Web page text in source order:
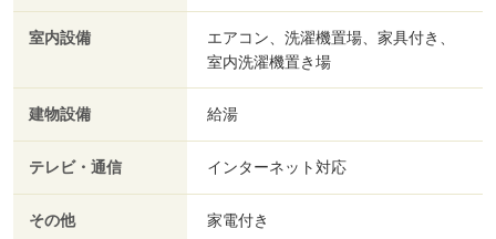
室内設備
エアコン、洗濯機置場、家具付き、
室内洗濯機置き場
建物設備 給湯
テレビ・通信 インターネット対応
その他 家電付き